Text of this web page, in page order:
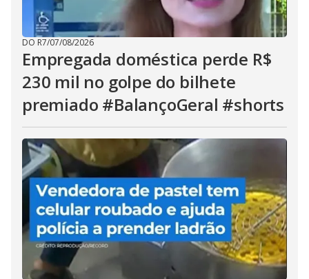
DO R7/07/08/2026
Empregada doméstica perde R$
230 mil no golpe do bilhete
premiado #BalançoGeral #shorts